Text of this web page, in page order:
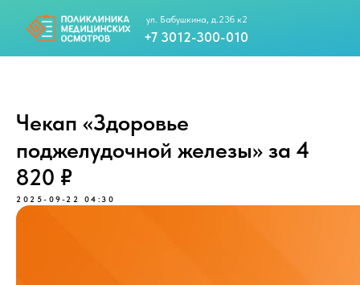
+7 3012-300-010
ул. Бабушкина, д.23б к2
с 08:00 до 15:00
Чекап «Здоровье
поджелудочной железы» за 4
820 ₽
2025-09-22 04:30